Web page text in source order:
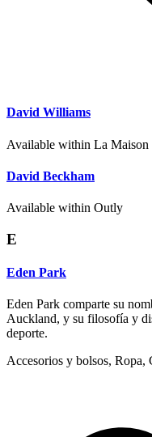
David Williams
Available within La Maison
David Beckham
Available within Outly
E
Eden Park
Eden Park comparte su
Auckland, y su filosofía y
deporte.
Accesorios y bolsos, Ropa,